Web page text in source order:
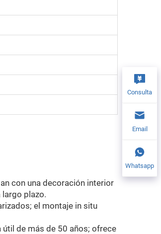
con una decoración interior
plazo.
el montaje in situ
de más de 50 años; ofrece
Consulta
Email
Whatsapp